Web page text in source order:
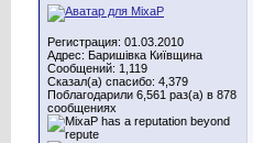
Регистрация: 01.03.2010
Адрес: Баришівка Київщина
Сообщений: 1,119
Сказал(а) спасибо: 4,379
Поблагодарили 6,561 раз(а) в 878
сообщениях